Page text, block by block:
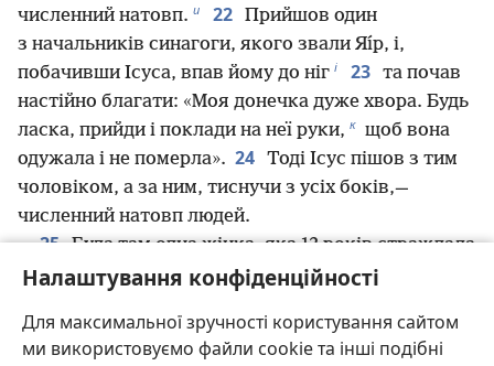
Налаштування конфіденційності
Для максимальної зручності користування сайтом
ми використовуємо файли cookie та інші подібні
численний натовп. и 22 Прийшов один
з начальників синагоги, якого звали Яı́р, і,
побачивши Ісуса, впав йому до ніг і 23 та почав
настійно благати: «Моя донечка дуже хвора. Будь
ласка, прийди і поклади на неї руки, к щоб вона
одужала і не померла». 24 Тоді Ісус пішов з тим
чоловіком, а за ним, тиснучи з усіх боків,—
численний натовп людей.
25 Була там одна жінка, яка 12 років страждала
від кровотечі.
26 Вона дуже натерпілась від
ніщо не допомогло і навіть стало гірше. 27
Коли ж вона почула про Ісуса, то, пробравшись